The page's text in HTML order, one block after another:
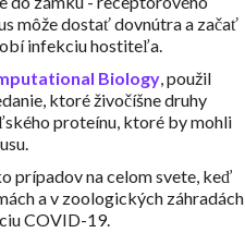
môže dostať dovnútra a začať
infekciu hostiteľa.
Biology, použil
ktoré živočíšne druhy
proteínu, ktoré by mohli
prípadov na celom svete, keď
a v zoologických záhradách
COVID-19.